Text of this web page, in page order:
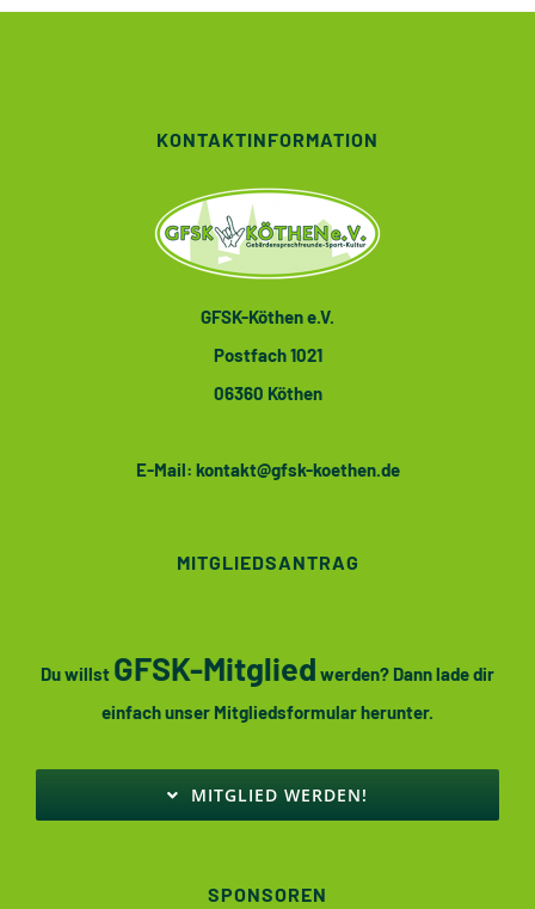
KONTAKTINFORMATION
GFSK-Köthen e.V.
Postfach 1021
06360 Köthen
E-Mail: kontakt@gfsk-koethen.de
MITGLIEDSANTRAG
Du willst GFSK-Mitglied werden? Dann lade dir
einfach unser Mitgliedsformular herunter.
MITGLIED WERDEN!
SPONSOREN